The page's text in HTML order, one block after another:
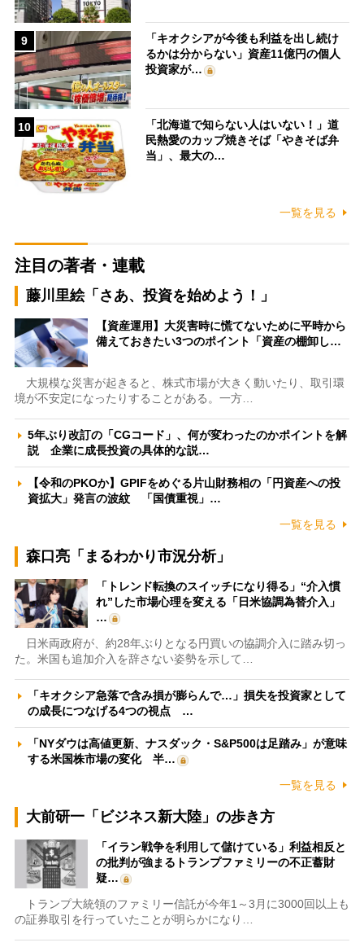
9
「キオクシアが今後も利益を出し続け
るかは分からない」資産11億円の個人
投資家が…
10
「北海道で知らない人はいない！」道
民熱愛のカップ焼きそば「やきそば弁
当」、最大の…
一覧を見る
注目の著者・連載
藤川里絵「さあ、投資を始めよう！」
【資産運用】大災害時に慌てないために平時から
備えておきたい3つのポイント「資産の棚卸し…
大規模な災害が起きると、株式市場が大きく動いたり、取引環
境が不安定になったりすることがある。一方…
5年ぶり改訂の「CGコード」、何が変わったのかポイントを解
説 企業に成長投資の具体的な説…
【令和のPKOか】GPIFをめぐる片山財務相の「円資産への投
資拡大」発言の波紋 「国債重視」…
一覧を見る
森口亮「まるわかり市況分析」
「トレンド転換のスイッチになり得る」“介入慣
れ”した市場心理を変える「日米協調為替介入」
…
日米両政府が、約28年ぶりとなる円買いの協調介入に踏み切っ
た。米国も追加介入を辞さない姿勢を示して…
「キオクシア急落で含み損が膨らんで…」損失を投資家として
の成長につなげる4つの視点 …
「NYダウは高値更新、ナスダック・S&P500は足踏み」が意味
する米国株市場の変化 半…
一覧を見る
大前研一「ビジネス新大陸」の歩き方
「イラン戦争を利用して儲けている」利益相反と
の批判が強まるトランプファミリーの不正蓄財
疑…
トランプ大統領のファミリー信託が今年1～3月に3000回以上も
の証券取引を行っていたことが明らかになり…